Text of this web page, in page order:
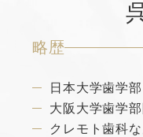
略歴
日本大学歯学
大阪大学歯学
クレモト歯科